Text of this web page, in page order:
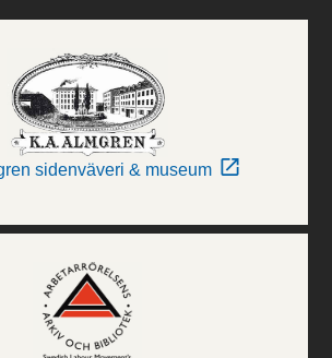
sidenväveri & museum